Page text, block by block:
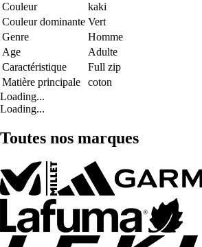
Couleur
kaki
Couleur dominante Vert
Genre
Homme
Age
Adulte
Caractéristique
Full zip
Matière principale
coton
Loading...
Loading...
Toutes nos marques